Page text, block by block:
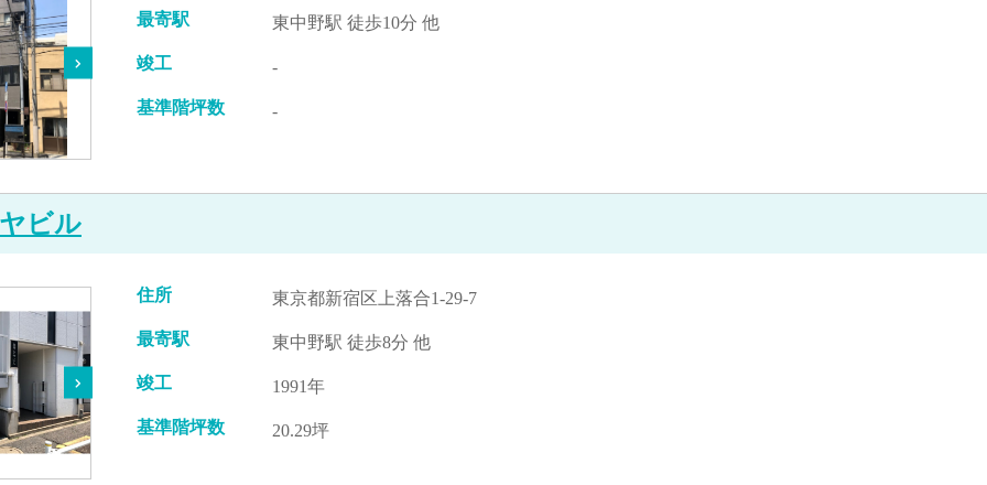
最寄駅 東中野駅 徒歩10分 他
竣工 -
基準階坪数 -
ビル
住所 東京都新宿区上落合1-29-7
最寄駅 東中野駅 徒歩8分 他
竣工 1991年
基準階坪数 20.29坪